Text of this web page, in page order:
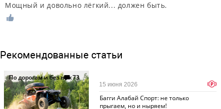
Мощный и довольно лёгкий... должен быть.
Рекомендованные статьи
По дорогам и без них73
Багги Алабай Спорт: не только
прыгаем, но и ныряем!
15 июня 2026 p